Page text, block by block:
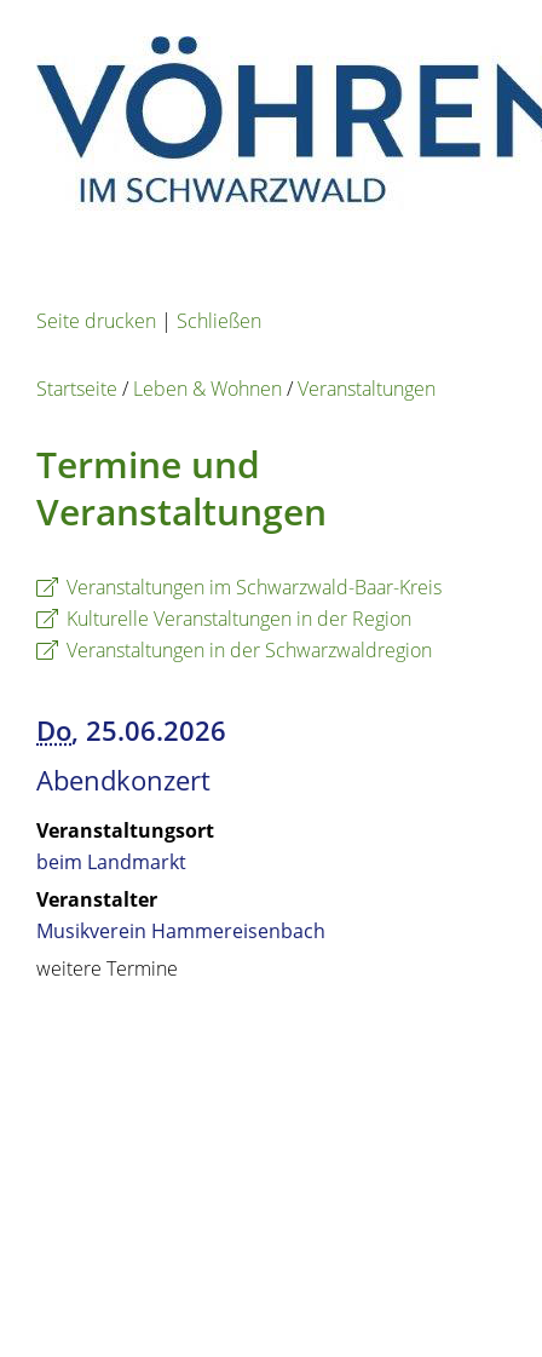
Seite drucken | Schließen
Startseite /Leben & Wohnen/Veranstaltungen
Termine und
Veranstaltungen
Veranstaltungen im Schwarzwald-Baar-Kreis
Kulturelle Veranstaltungen in der Region
Veranstaltungen in der Schwarzwaldregion
Do, 25.06.2026
Abendkonzert
Veranstaltungsort
beim Landmarkt
Veranstalter
Musikverein Hammereisenbach
weitere Termine